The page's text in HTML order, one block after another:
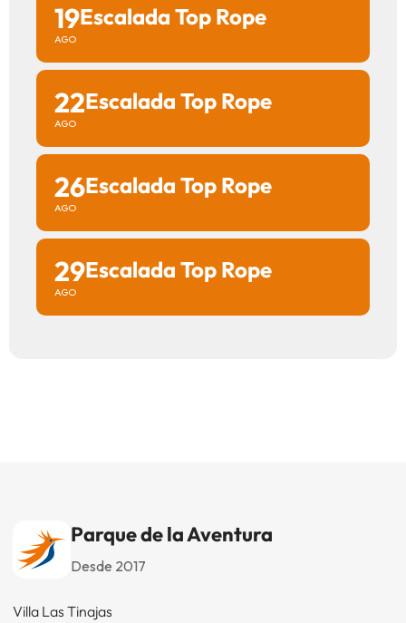
19
AGO
Escalada Top Rope
22
AGO
Escalada Top Rope
26
AGO
Escalada Top Rope
29
AGO
Escalada Top Rope
Parque de la Aventura
Desde 2017
Villa Las Tinajas